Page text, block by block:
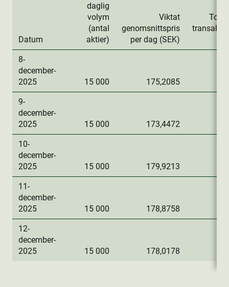
Datum
daglig
volym
(antal
aktie­r)
Viktat
genomsnittspris
per dag (SEK)
8-
december-
2025
15 000 175,2085
9-
december-
2025
15 000 173,4472
10-
december-
2025
15 000 179,9213
11-
december-
2025
15 000 178,8758
12-
december-
2025
15 000 178,0178